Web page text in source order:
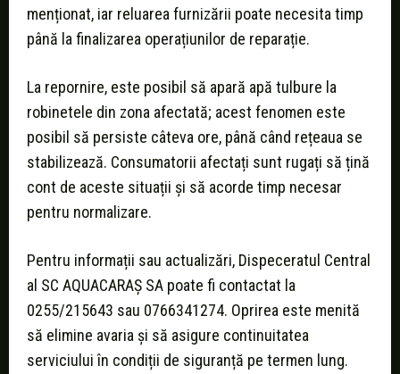
menționat, iar reluarea furnizării poate necesita timp
până la finalizarea operațiunilor de reparație.
La repornire, este posibil să apară apă tulbure la
robinetele din zona afectată; acest fenomen este
posibil să persiste câteva ore, până când rețeaua se
stabilizează. Consumatorii afectați sunt rugați să țină
cont de aceste situații și să acorde timp necesar
pentru normalizare.
Pentru informații sau actualizări, Dispeceratul Central
al SC AQUACARAȘ SA poate fi contactat la
0255/215643 sau 0766341274. Oprirea este menită
să elimine avaria și să asigure continuitatea
serviciului în condiții de siguranță pe termen lung.